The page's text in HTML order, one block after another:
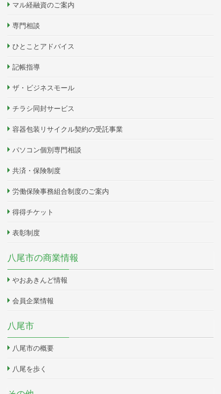
マル経融資のご案内
専門相談
ひとことアドバイス
記帳指導
ザ・ビジネスモール
チラシ同封サービス
容器包装リサイクル契約の受託事業
パソコン個別専門相談
共済・保険制度
労働保険事務組合制度のご案内
得得チケット
表彰制度
八尾市の商業情報
やおあきんど情報
会員企業情報
八尾市
八尾市の概要
八尾を歩く